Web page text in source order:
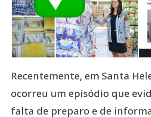
Recentemente, em Santa
ocorreu um episódio que
falta de preparo e de